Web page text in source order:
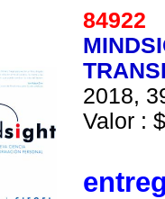
84922
2018,
Valor :